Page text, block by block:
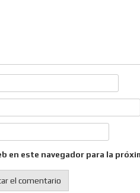
en este navegador para la